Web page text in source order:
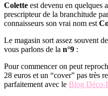
Colette est devenu en quelques
prescripteur de la branchitude
connaisseurs son vrai nom est
Le magasin sort assez souvent
vous parlons de la n°9 :
Pour commencer on peut
28 euros et un “cover” pas très
parfaitement avec le Blog Déco-